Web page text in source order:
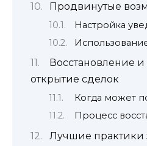
Продвинутые
Настройка
Восстановление
открытие сделок
Когда может
Процесс
Лучшие практики